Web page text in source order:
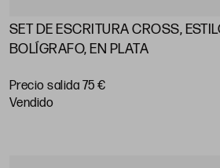
SET DE ESCRITURA CROSS,
BOLÍGRAFO, EN PLATA
Precio salida 75 €
vendido